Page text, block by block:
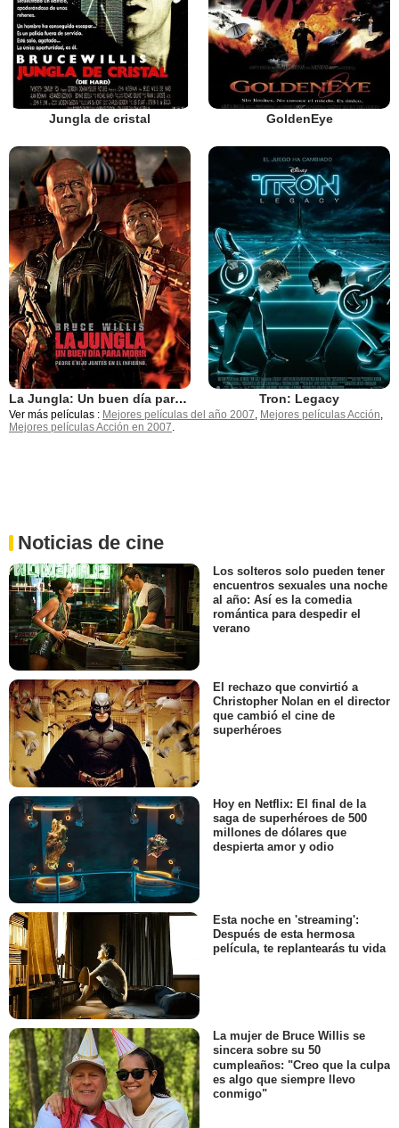
Jungla de cristal GoldenEye
La Jungla: Un buen día para morir Tron: Legacy
Ver más películas : Mejores películas del año 2007, Mejores películas Acción,
Mejores películas Acción en 2007.
Noticias de cine
Los solteros solo pueden tener
encuentros sexuales una noche
al año: Así es la comedia
romántica para despedir el
verano
El rechazo que convirtió a
Christopher Nolan en el director
que cambió el cine de
superhéroes
Hoy en Netflix: El final de la
saga de superhéroes de 500
millones de dólares que
despierta amor y odio
Esta noche en 'streaming':
Después de esta hermosa
película, te replantearás tu vida
La mujer de Bruce Willis se
sincera sobre su 50
cumpleaños: "Creo que la culpa
es algo que siempre llevo
conmigo"